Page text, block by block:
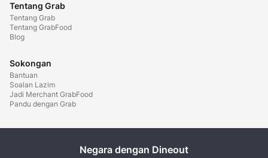
Tentang Grab
Tentang Grab
Tentang GrabFood
Blog
Sokongan
Bantuan
Soalan Lazim
Jadi Merchant GrabFood
Pandu dengan Grab
Negara dengan Dineout